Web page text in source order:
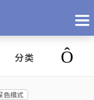
分类
色模式